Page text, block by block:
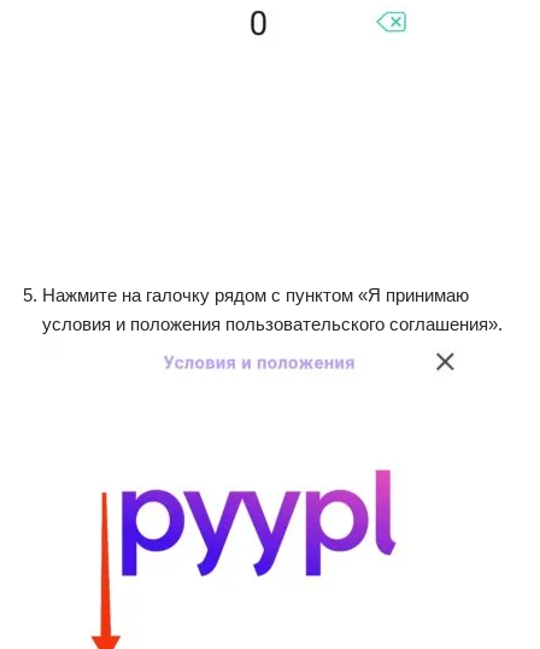
Нажмите на галочку рядом с пунктом «Я принимаю
условия и положения пользовательского соглашения».